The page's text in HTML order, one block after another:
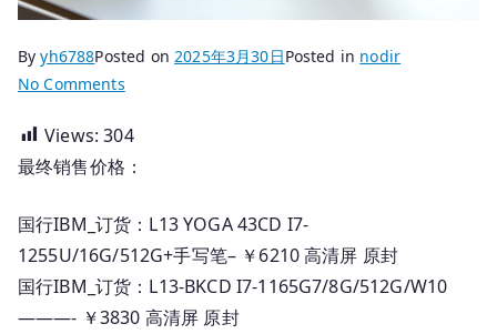
Byyh6788Posted on 2025年3月30日Posted in nodir
No Commentson
国
行
笔
记
本
Views: 304
最终销售价格：
国行IBM_订货：L13 YOGA 43CD I7-
1255U/16G/512G+手写笔– ￥6210 高清屏 原封
国行IBM_订货：L13-BKCD I7-1165G7/8G/512G/W10
———- ￥3830 高清屏 原封